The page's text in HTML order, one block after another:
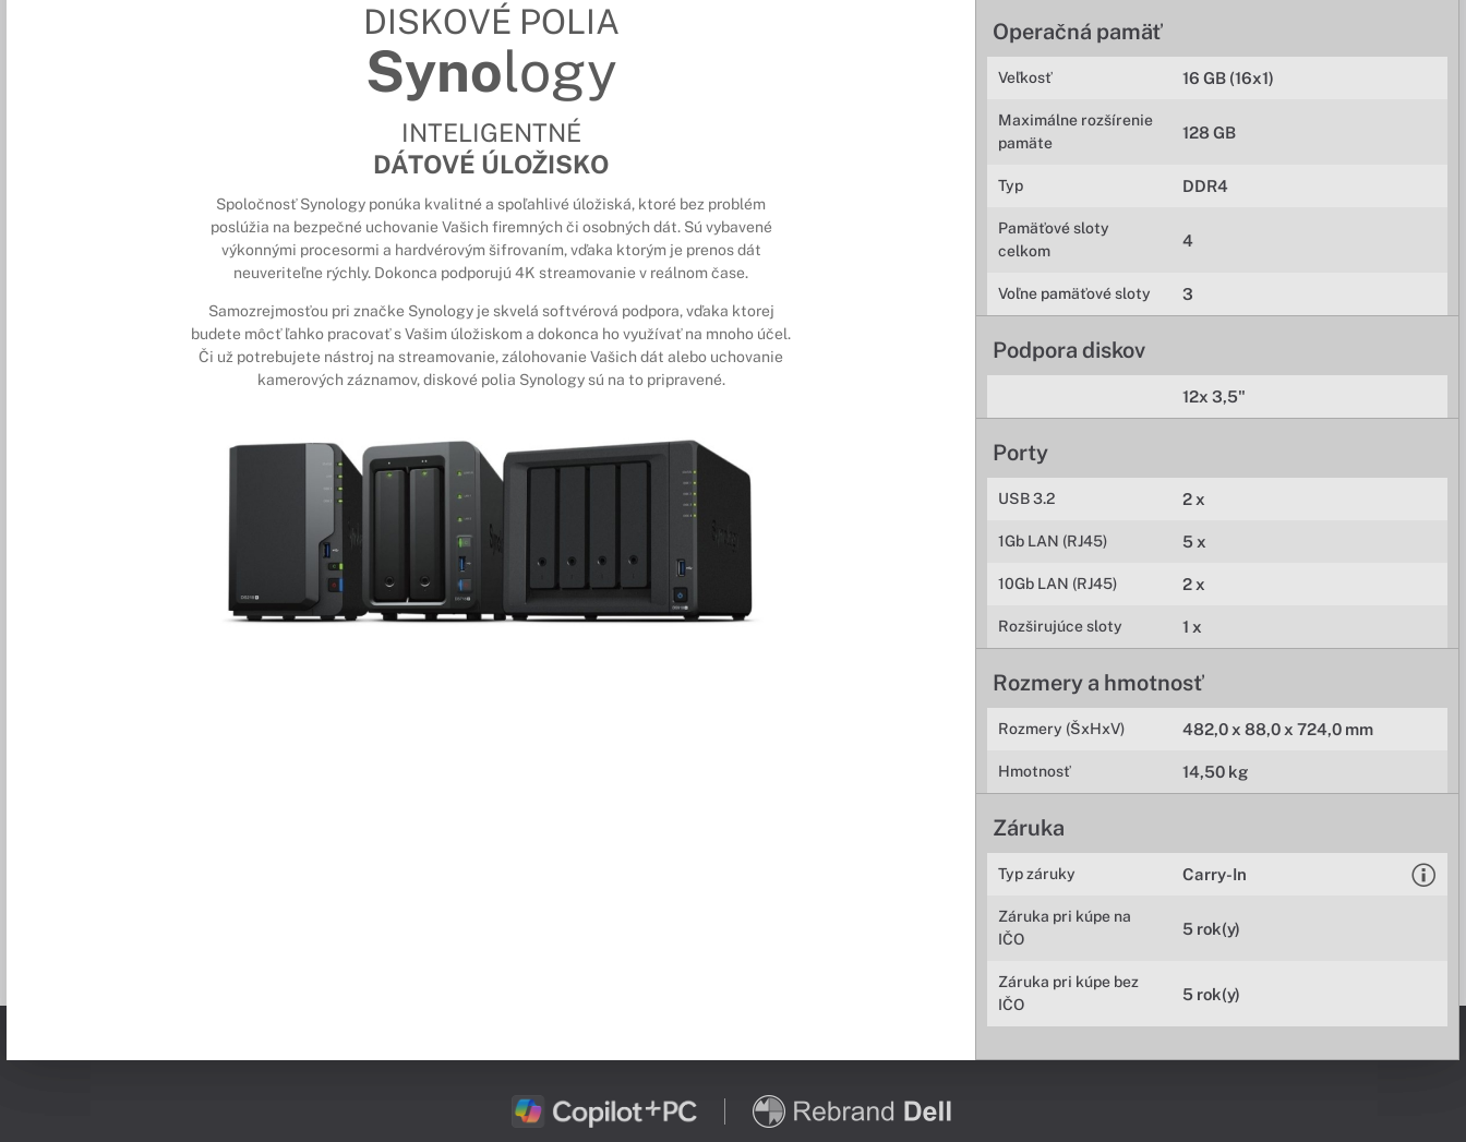
Operačná pamäť
Veľkosť 16 GB (16x1)
Maximálne rozšírenie
pamäte
128 GB
Typ DDR4
Pamäťové sloty
celkom
4
Voľne pamäťové sloty 3
Podpora diskov
12x 3,5"
Porty
USB 3.2 2 x
1Gb LAN (RJ45) 5 x
10Gb LAN (RJ45) 2 x
Rozširujúce sloty 1 x
Rozmery a hmotnosť
Rozmery (ŠxHxV) 482,0 x 88,0 x 724,0 mm
Hmotnosť 14,50 kg
Záruka
Typ záruky Carry-In
Záruka pri kúpe na
IČO
5 rok(y)
Záruka pri kúpe bez
IČO
5 rok(y)
DISKOVÉ POLIA
Synology
INTELIGENTNÉ
DÁTOVÉ ÚLOŽISKO
Spoločnosť Synology ponúka kvalitné a spoľahlivé úložiská, ktoré bez problém
poslúžia na bezpečné uchovanie Vašich firemných či osobných dát. Sú vybavené
výkonnými procesormi a hardvérovým šifrovaním, vďaka ktorým je prenos dát
neuveriteľne rýchly. Dokonca podporujú 4K streamovanie v reálnom čase.
Samozrejmosťou pri značke Synology je skvelá softvérová podpora, vďaka ktorej
budete môcť ľahko pracovať s Vašim úložiskom a dokonca ho využívať na mnoho účel.
Či už potrebujete nástroj na streamovanie, zálohovanie Vašich dát alebo uchovanie
kamerových záznamov, diskové polia Synology sú na to pripravené.